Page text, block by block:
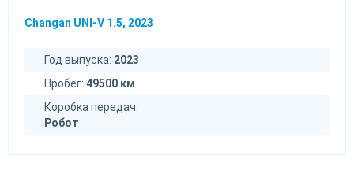
Changan UNI-V 1.5, 2023
Год выпуска: 2023
Пробег: 49500 км
Коробка передач:
Робот